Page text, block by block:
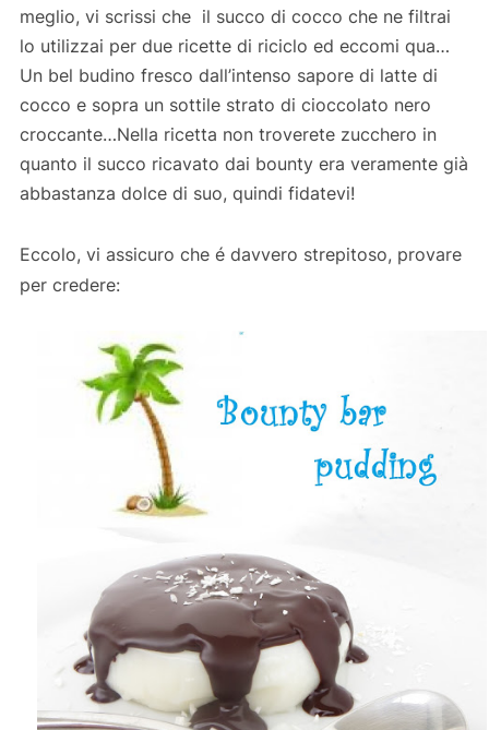
meglio, vi scrissi che il succo di cocco che ne filtrai
lo utilizzai per due ricette di riciclo ed eccomi qua…
Un bel budino fresco dall’intenso sapore di latte di
cocco e sopra un sottile strato di cioccolato nero
croccante…Nella ricetta non troverete zucchero in
quanto il succo ricavato dai bounty era veramente già
abbastanza dolce di suo, quindi fidatevi!
Eccolo, vi assicuro che é davvero strepitoso, provare
per credere: